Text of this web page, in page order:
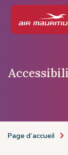
Page d’accueil